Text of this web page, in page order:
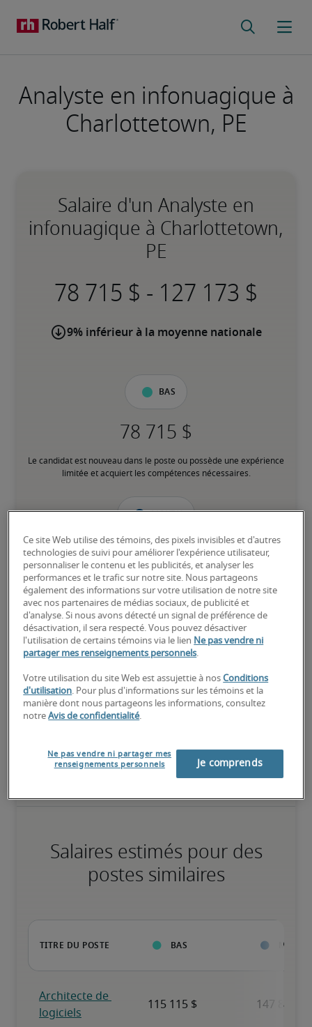
Analyste en infonuagique à
Charlottetown, PE
Salaire d'un Analyste en
infonuagique à Charlottetown,
PE
-
9% inférieur à la moyenne nationale
Bas
Le candidat est nouveau dans le poste ou possède une expérience
limitée et acquiert les compétences nécessaires.
Moyen
Le candidat possède une expérience modérée dans le poste,
répond à la plupart des exigences ou possède des compétences
transférables équivalentes, et peut également détenir des
certifications pertinentes.
certifications spécialisées.
Salaires estimés pour des
postes similaires
Ce site Web utilise des témoins, des pixels invisibles et d'autres
technologies de suivi pour améliorer l'expérience utilisateur,
personnaliser le contenu et les publicités, et analyser les
performances et le trafic sur notre site. Nous partageons
également des informations sur votre utilisation de notre site
avec nos partenaires de médias sociaux, de publicité et
d'analyse. Si nous avons détecté un signal de préférence de
désactivation, il sera respecté. Vous pouvez désactiver
l'utilisation de certains témoins via le lien Ne pas vendre ni
partager mes renseignements personnels.
Votre utilisation du site Web est assujettie à nosConditions
d'utilisation. Pour plus d'informations sur les témoins et la
manière dont nous partageons les informations, consultez
notreAvis de confidentialité.
Ne pas vendre ni partager mes
renseignements personnels
Je comprends